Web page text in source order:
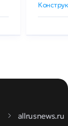
allrusnews.ru